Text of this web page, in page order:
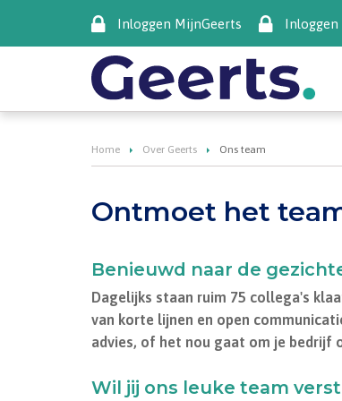
Inloggen MijnGeerts
Home Over Geerts Ons team
Ontmoet het
Benieuwd naar de
Dagelijks staan ruim 75 collega's
van korte lijnen en open
advies, of het nou gaat om je bedrijf
Wil jij ons leuke team